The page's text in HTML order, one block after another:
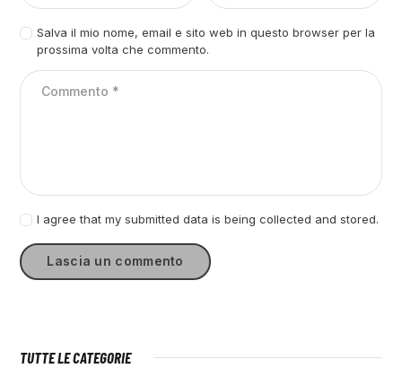
Salva il mio nome, email e sito web in questo browser per la
prossima volta che commento.
I agree that my submitted data is being collected and stored.
TUTTE LE CATEGORIE